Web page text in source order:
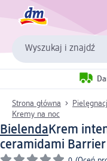
Wyszukaj i znajdź
Strona główna
Kremy na noc
Bielenda Krem
ceramidami